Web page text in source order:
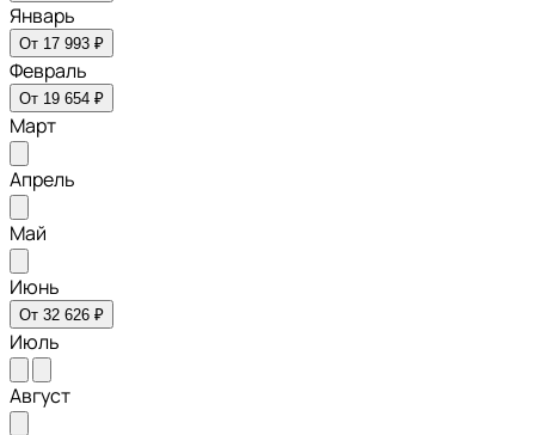
Январь
От 17 993 ₽
Февраль
От 19 654 ₽
Март
Апрель
Май
Июнь
От 32 626 ₽
Июль
Август